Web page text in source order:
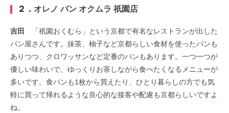
２． オレノ パン オクムラ 祇園店
吉田
「祇園おくむら」という京都で有名なレストランが出した
パン屋さんです。抹茶、柚子など京都らしい食材を使ったパンも
ありつつ、クロワッサンなど定番のパンもあります。一つ一つが
優しい味わいで、ゆっくりお茶しながら食べたくなるメニューが
多いです。食パンも1枚から買えたり、ひとり暮らしの方でも気
軽に買って帰れるような良心的な接客や配慮も京都らしいですよ
ね。